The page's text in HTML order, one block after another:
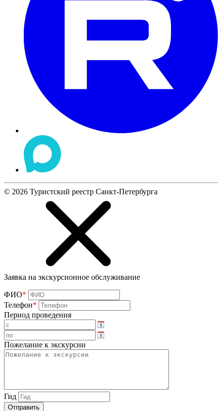
© 2026 Туристский реестр Санкт-Петербурга
Заявка на экскурсионное обслуживание
ФИО*
Телефон*
Период проведения
Пожелание к экскурсии
Гид